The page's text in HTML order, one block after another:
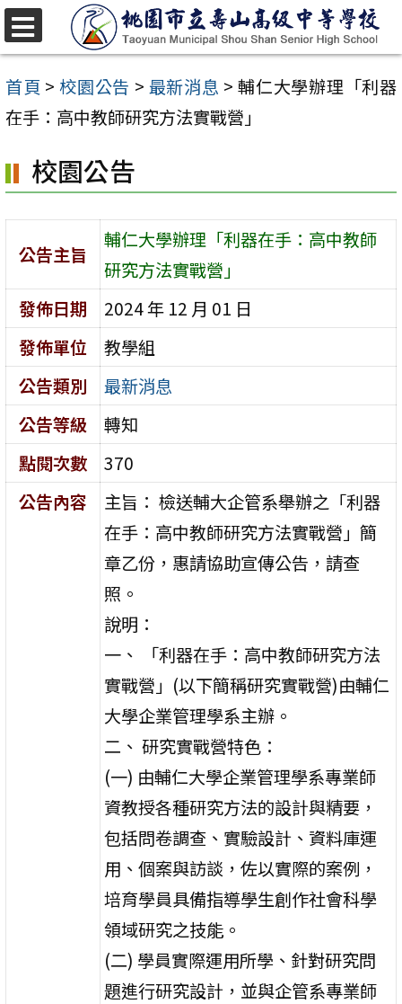
跳
至
主
要
容
區
首頁 > 校園公告 > 最新消息 > 輔仁大學辦理「利器
在手：高中教師研究方法實戰營」
校園公告
公告主旨
輔仁大學辦理「利器在手：高中教師
研究方法實戰營」
發佈日期
2024 年 12 月 01 日
發佈單位
教學組
公告類別
最新消息
公告等級
轉知
點閱次數
370
公告內容
主旨： 檢送輔大企管系舉辦之「利器
在手：高中教師研究方法實戰營」簡
章乙份，惠請協助宣傳公告，請查
照。
說明：
一、 「利器在手：高中教師研究方法
實戰營」(以下簡稱研究實戰營)由輔仁
大學企業管理學系主辦。
二、 研究實戰營特色：
(一) 由輔仁大學企業管理學系專業師
資教授各種研究方法的設計與精要，
包括問卷調查、實驗設計、資料庫運
用、個案與訪談，佐以實際的案例，
培育學員具備指導學生創作社會科學
領域研究之技能。
(二) 學員實際運用所學、針對研究問
題進行研究設計，並與企管系專業師
選
單